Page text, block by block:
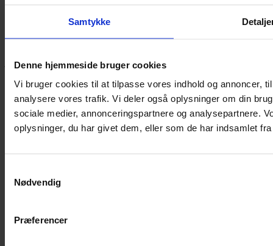
Samtykke
Denne hjemmeside bruger cookies
Vi bruger cookies til at tilpasse vores indhold og annoncer,
analysere vores trafik. Vi deler også oplysninger om din
sociale medier, annonceringspartnere og analysepartnere.
oplysninger, du har givet dem, eller som de har indsamlet
Nødvendig
Præferencer
Hvis du bøvler med noget eller ønsker ny inspiration, så skriv til
jeg dig på vej.
Vestergade 12 6270, Tønder
60 51 96 50
post@yarneverywear.dk
CVR 43041649
Facebook-f
Instagram
Handelsbetingelser